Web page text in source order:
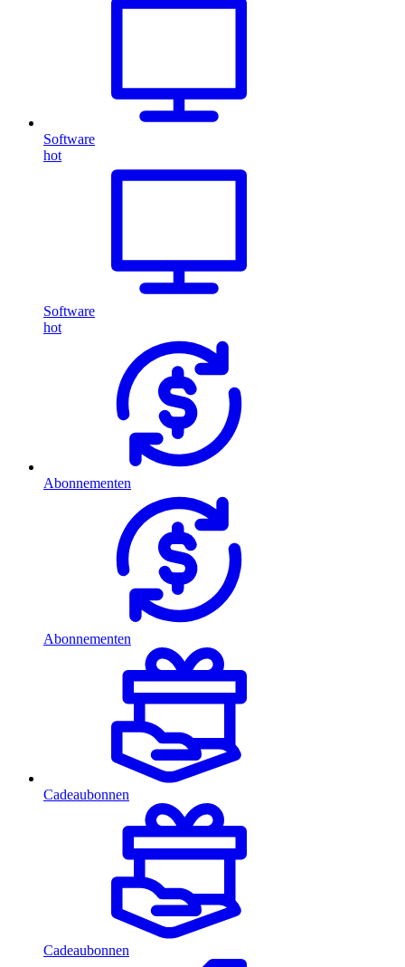
Software
hot
Software
hot
Abonnementen
Abonnementen
Cadeaubonnen
Cadeaubonnen